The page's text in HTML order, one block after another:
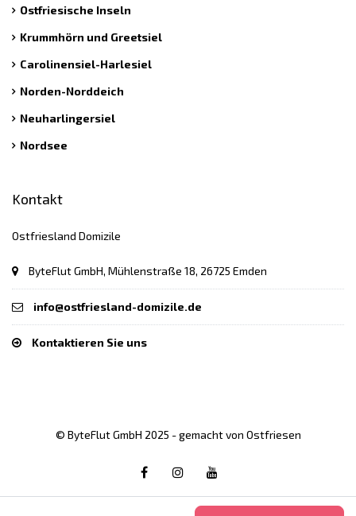
Ostfriesische Inseln
Krummhörn und Greetsiel
Carolinensiel-Harlesiel
Norden-Norddeich
Neuharlingersiel
Nordsee
Kontakt
Ostfriesland Domizile
ByteFlut GmbH, Mühlenstraße 18, 26725 Emden
info@ostfriesland-domizile.de
Kontaktieren Sie uns
© ByteFlut GmbH 2025 - gemacht von Ostfriesen